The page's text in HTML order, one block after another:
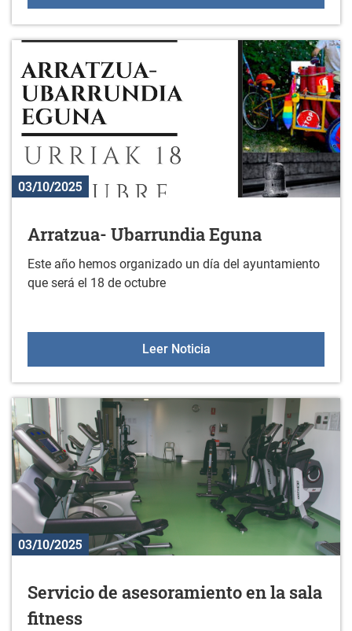
03/10/2025
Arratzua- Ubarrundia Eguna
Este año hemos organizado un día del ayuntamiento
que será el 18 de octubre
Leer NoticiaArratzua- Ubarrundia
03/10/2025
Servicio de asesoramiento en la sala
fitness